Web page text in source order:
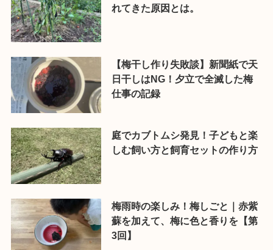
れてきた原因とは。
【梅干し作り失敗談】新聞紙で天
日干しはNG！夕立で全滅した梅
仕事の記録
庭でカブトムシ発見！子どもと楽
しむ飼い方と飼育セットの作り方
梅雨時の楽しみ！梅しごと｜赤紫
蘇を加えて、梅に色と香りを【第
3回】